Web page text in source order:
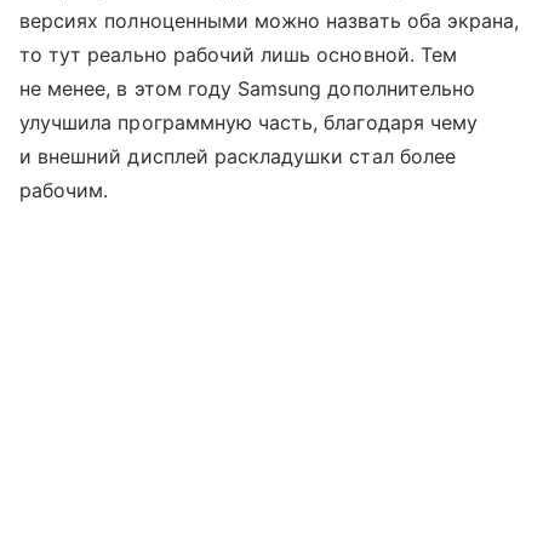
версиях полноценными можно назвать оба экрана,
то тут реально рабочий лишь основной. Тем
не менее, в этом году Samsung дополнительно
улучшила программную часть, благодаря чему
и внешний дисплей раскладушки стал более
рабочим.